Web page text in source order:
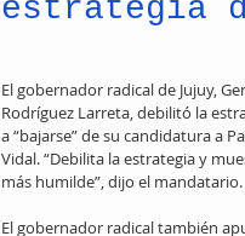
estrategia
El gobernador radical de Jujuy,
Rodríguez Larreta, debilitó la
a “bajarse” de su candidatura a
Vidal. “Debilita la estrategia y
más humilde”, dijo el mandatario.
El gobernador radical también